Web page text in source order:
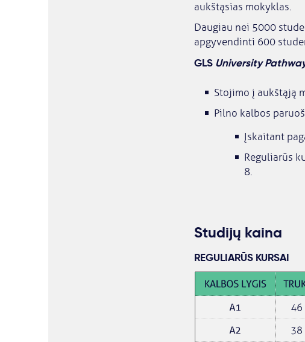
aukštąsias mokyklas.
Daugiau nei 5000
apgyvendinti 600
GLS University
Stojimo į aukštąją
Pilno kalbos
Įskaitant
Reguliarūs
8.
Studijų kaina
REGULIARŪS KURSAI